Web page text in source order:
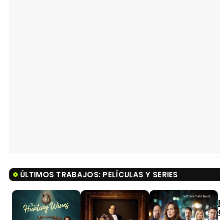
ÚLTIMOS TRABAJOS: PELÍCULAS Y SERIES